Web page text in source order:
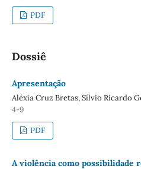
PDF
Dossiê
Apresentação
Aléxia Cruz Bretas, Sílvio Ricardo
4-9
PDF
A violência como possibilidade